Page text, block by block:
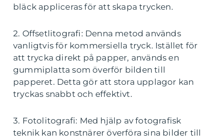
bläck appliceras för att skapa trycken.
2. Offsetlitografi: Denna metod används
vanligtvis för kommersiella tryck. Istället för
att trycka direkt på papper, används en
gummiplatta som överför bilden till
papperet. Detta gör att stora upplagor kan
tryckas snabbt och effektivt.
3. Fotolitografi: Med hjälp av fotografisk
teknik kan konstnärer överföra sina bilder till